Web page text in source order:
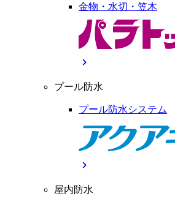
金物・水切・笠木
chevron_right
プール防水
プール防水システム
chevron_right
屋内防水